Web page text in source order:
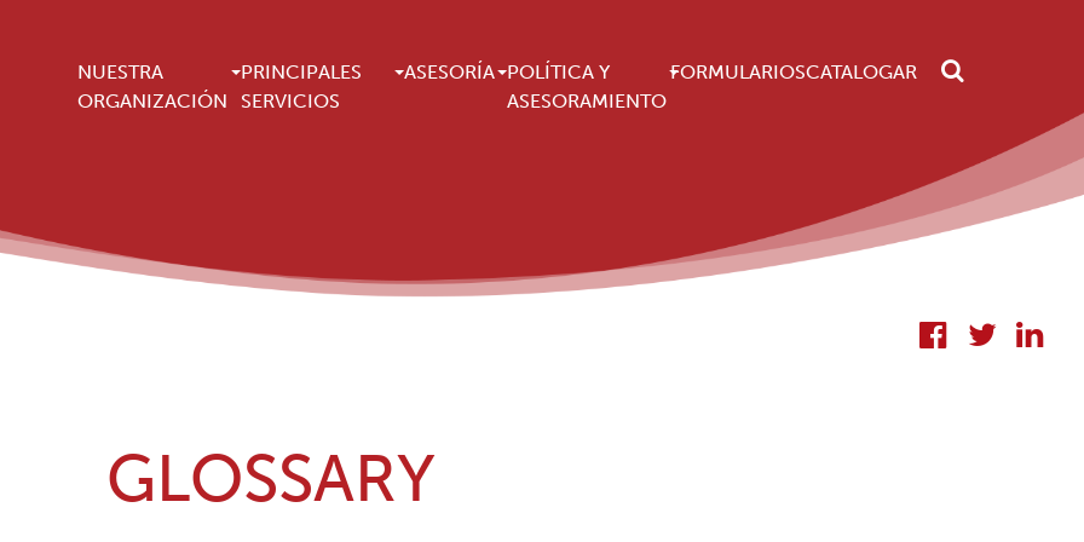
Main navigation
NUESTRA
ORGANIZACIÓN
PRINCIPALES
SERVICIOS
ASESORÍA POLÍTICA Y
ASESORAMIENTO
FORMULARIOSCATALOGAR Search
GLOSSARY